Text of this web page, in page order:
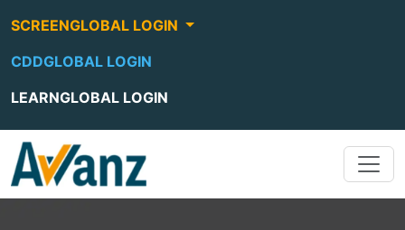
SCREENGLOBAL LOGIN
CDDGLOBAL LOGIN
LEARNGLOBAL LOGIN